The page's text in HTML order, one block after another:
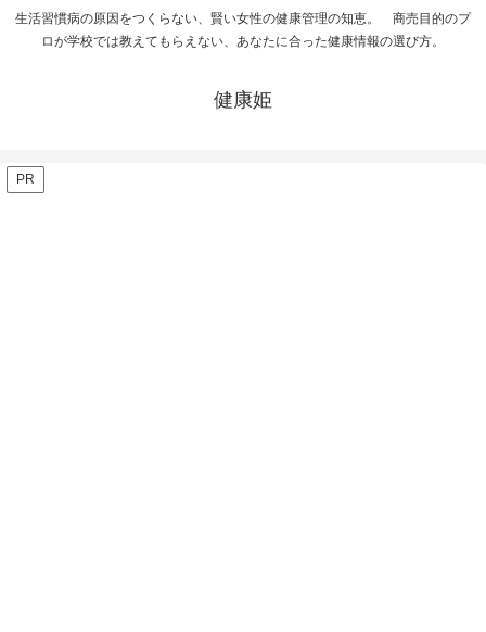
生活習慣病の原因をつくらない、賢い女性の健康管理の知恵。 商売目的のプ
ロが学校では教えてもらえない、あなたに合った健康情報の選び方。
健康姫
PR